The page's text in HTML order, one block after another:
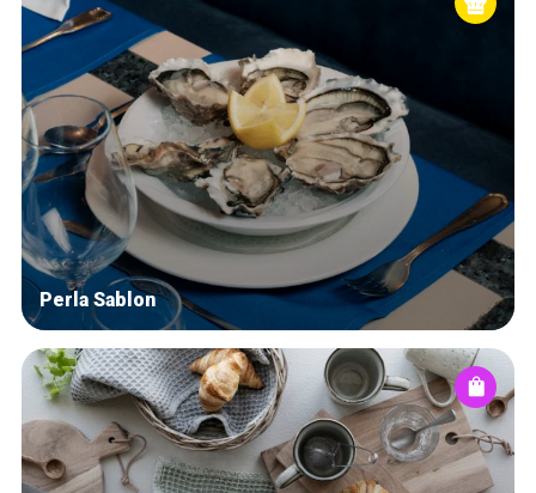
Home
De beste adressen
Perla Sablon